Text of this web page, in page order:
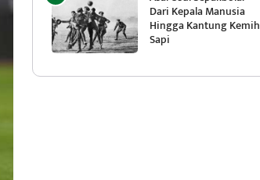
Dari Kepala Manusia
Hingga Kantung Kemih
Sapi